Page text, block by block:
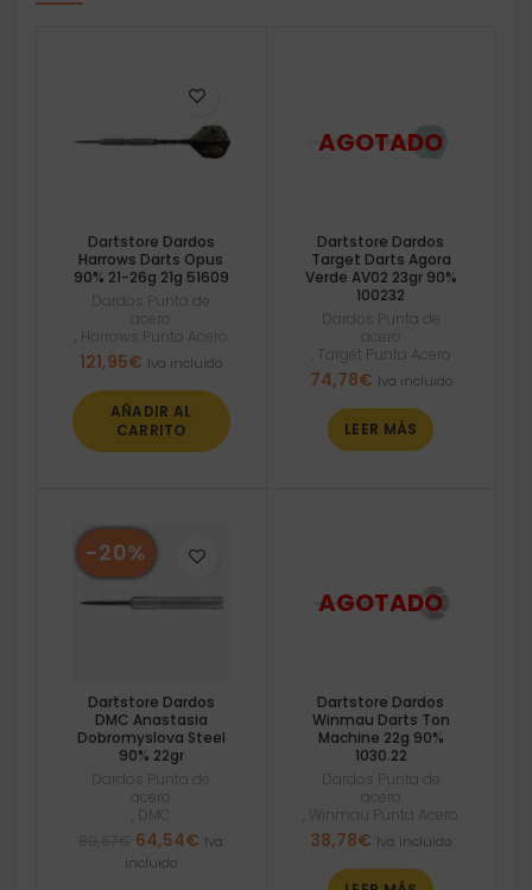
Dartstore Dardos
Harrows Darts Opus
90% 21-26g 21g 51609
Dardos Punta de
acero
Harrows Punta Acero
121,95€ Iva incluido
AÑADIR AL
CARRITO
Dartstore Dardos
Target Darts Agora
Verde AV02 23gr 90%
100232
Dardos Punta de
acero
Target Punta Acero
74,78€ Iva incluido
LEER MÁS
-20%
Dartstore Dardos
DMC Anastasia
Dobromyslova Steel
90% 22gr
Dardos Punta de
acero
DMC
El
precio
64,54€ El
Iva
incluido
Dartstore Dardos
Winmau Darts Ton
Machine 22g 90%
1030.22
Dardos Punta de
acero
Winmau Punta Acero
38,78€ Iva incluido